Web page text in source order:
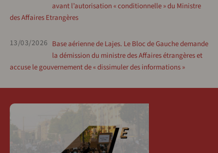
avant l’autorisation « conditionnelle » du Ministre
des Affaires Etrangères
13/03/2026 Base aérienne de Lajes. Le Bloc de Gauche demande
la démission du ministre des Affaires étrangères et
accuse le gouvernement de « dissimuler des informations »